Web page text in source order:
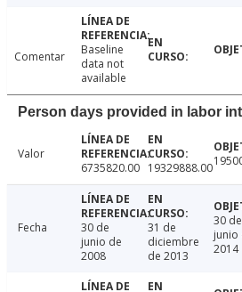
Comentar
Baseline
data not
available
Person days provided in labor
Valor
6735820.00
19329888.00
Fecha
30 de
junio de
2008
31 de
diciembre
de 2013
30 de
junio
2014